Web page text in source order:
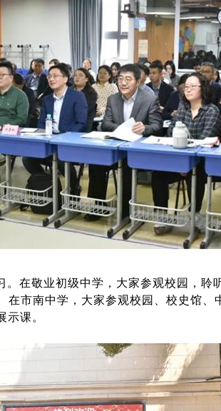
在敬业初级中学，大家参观校园，聆
市南中学，大家参观校园、校史馆
示课。